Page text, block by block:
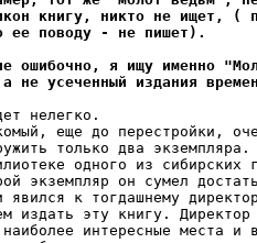
книгу, никто не ищет, (
ее поводу - не пишет).
ошибочно, я ищу именно
не усеченный издания
нелегко.
еще до перестройки,
только два
одного из
экземпляp он сумел
явился к тогдашнему
издать эту книгу.
интересные места